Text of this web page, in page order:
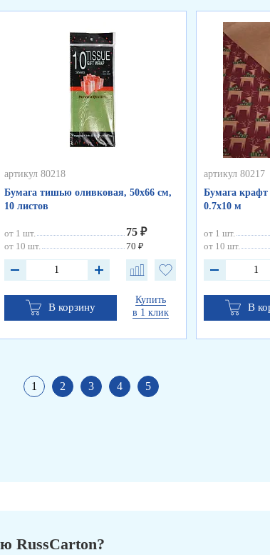
артикул 80218
Бумага тишью оливковая, 50х66 см,
10 листов
от 1 шт. 75 ₽
от 10 шт. 70 ₽
В корзину
Купить
в 1 клик
артикул 80217
Бумага
0.7х10 м
от 1 шт.
от 10 шт.
В
1 2 3 4 5
RussCarton?